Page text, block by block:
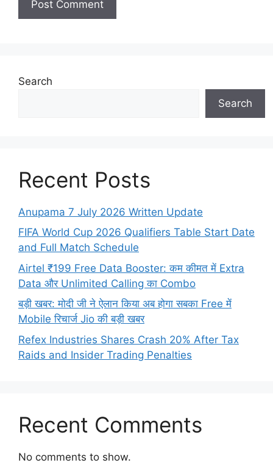
Search
Search
Recent Posts
Anupama 7 July 2026 Written Update
FIFA World Cup 2026 Qualifiers Table Start Date
and Full Match Schedule
Airtel ₹199 Free Data Booster: कम कीमत में Extra
Data और Unlimited Calling का Combo
बड़ी खबर: मोदी जी ने ऐलान किया अब होगा सबका Free में
Mobile रिचार्ज Jio की बड़ी खबर
Refex Industries Shares Crash 20% After Tax
Raids and Insider Trading Penalties
Recent Comments
No comments to show.